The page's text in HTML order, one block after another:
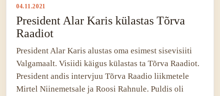
04.11.2021
President Alar Karis külastas Tõrva
Raadiot
President Alar Karis alustas oma esimest sisevisiiti
Valgamaalt. Visiidi käigus külastas ta Tõrva Raadiot.
President andis intervjuu Tõrva Raadio liikmetele
Mirtel Niinemetsale ja Roosi Rahnule. Puldis oli